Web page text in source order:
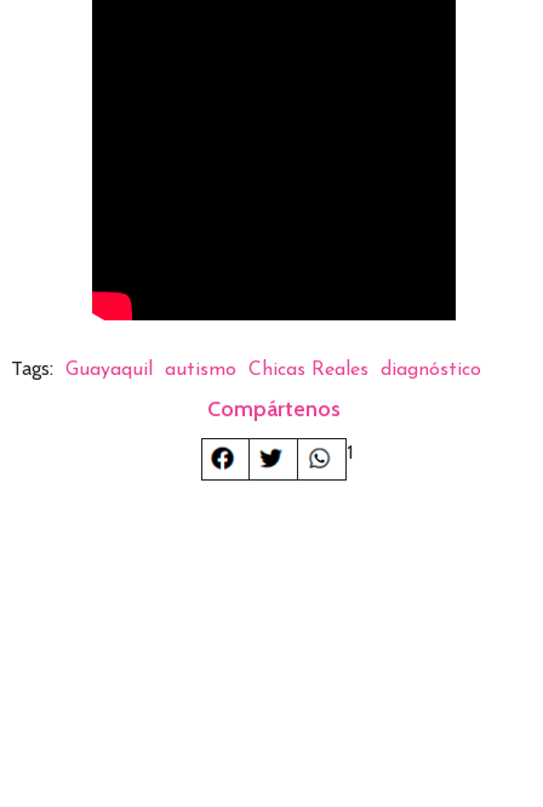
Tags: Guayaquil autismo Chicas Reales diagnóstico
Compártenos
1